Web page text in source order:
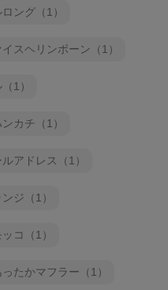
ング（1）
スヘリンボーン（1）
1）
カチ（1）
ルアドレス（1）
ジ（1）
ッコ（1）
たかマフラー（1）